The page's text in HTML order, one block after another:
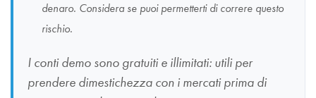
denaro. Considera se puoi permetterti di correre questo
rischio.
I conti demo sono gratuiti e illimitati: utili per
prendere dimestichezza con i mercati prima di